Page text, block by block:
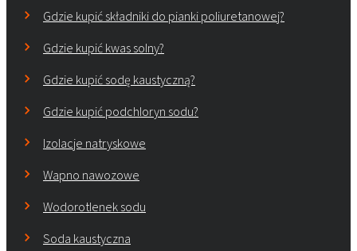
Gdzie kupić składniki do pianki poliuretanowej?
Gdzie kupić kwas solny?
Gdzie kupić sodę kaustyczną?
Gdzie kupić podchloryn sodu?
Izolacje natryskowe
Wapno nawozowe
Wodorotlenek sodu
Soda kaustyczna